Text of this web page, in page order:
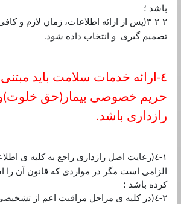
باشد ؛
٢-٢-٣(پس از ارائه اطلاعات، زمان لازم و
تصميم گيری و انتخاب داده شود.
٤- ارائه خدمات سلامت بايد
حريم خصوصی بيمار )حق خلوت(
رازداری باشد.
١ -٤(رعايت اصل رازداری راجع به كليه ی
الزامی است مگر در مواردی كه قانون آن را
كرده باشد ؛
٢-٤(در كليه ی مراحل مراقبت اعم از تشخيصی